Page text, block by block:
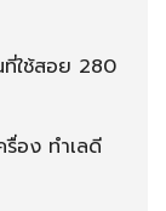
ใช้สอย 280
อง ทำเลดี